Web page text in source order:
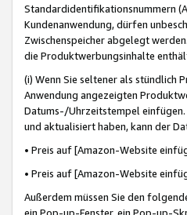
Standardidentifikationsnummern
Kundenanwendung, dürfen
Zwischenspeicher abgelegt
die Produktwerbungsinhalte
(i) Wenn Sie seltener als stündlich
Anwendung angezeigten
Datums-/Uhrzeitstempel einfügen.
und aktualisiert haben, kann der
• Preis auf [Amazon-Website
• Preis auf [Amazon-Website
Außerdem müssen Sie den
ein Pop-up-Fenster, ein Pop-up-